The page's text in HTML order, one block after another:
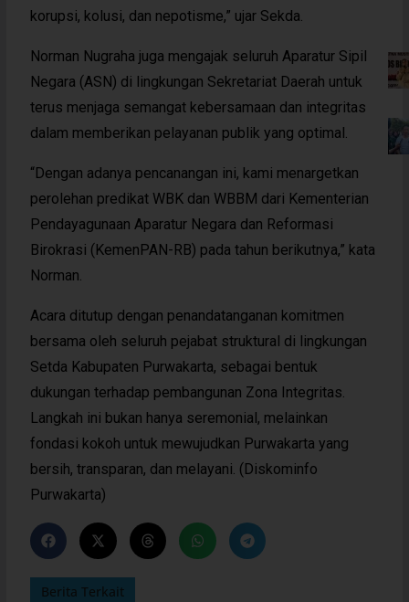
korupsi, kolusi, dan nepotisme,” ujar Sekda.
Norman Nugraha juga mengajak seluruh Aparatur Sipil
Negara (ASN) di lingkungan Sekretariat Daerah untuk
terus menjaga semangat kebersamaan dan integritas
dalam memberikan pelayanan publik yang optimal.
“Dengan adanya pencanangan ini, kami menargetkan
perolehan predikat WBK dan WBBM dari Kementerian
Pendayagunaan Aparatur Negara dan Reformasi
Birokrasi (KemenPAN-RB) pada tahun berikutnya,” kata
Norman.
Acara ditutup dengan penandatanganan komitmen
bersama oleh seluruh pejabat struktural di lingkungan
Setda Kabupaten Purwakarta, sebagai bentuk
dukungan terhadap pembangunan Zona Integritas.
Langkah ini bukan hanya seremonial, melainkan
fondasi kokoh untuk mewujudkan Purwakarta yang
bersih, transparan, dan melayani. (Diskominfo
Purwakarta)
Berita Terkait